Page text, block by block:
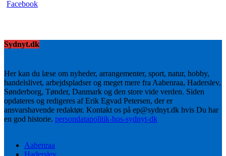
Sydnyt.dk
Her kan du læse om nyheder, arrangementer, sport, natur, hobby,
handelslivet, arbejdspladser og meget mere fra Aabenraa, Haderslev,
Sønderborg, Tønder, Danmark og den store vide verden. Siden
opdateres og redigeres af Erik Egvad Petersen, der er
ansvarshavende redaktør. Kontakt os på ep@sydnyt.dk hvis Du har
en god historie. persondatapolitik-hos-sydnyt-dk
Aabenraa
Haderslev